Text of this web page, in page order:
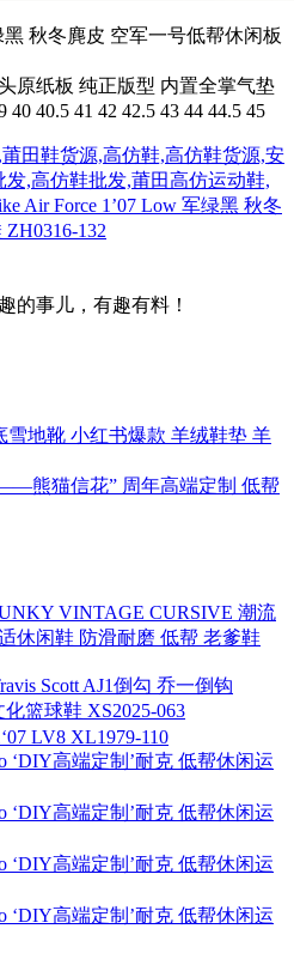
黑 秋冬麂皮 空军一号低帮休闲板
原纸板 纯正版型 内置全掌气垫
40 40.5 41 42 42.5 43 44 44.5 45
田鞋货源,高仿鞋,高仿鞋货源,安
,高仿鞋批发,莆田高仿运动鞋,
Air Force 1’07 Low 军绿黑 秋冬
132
的事儿，有趣有料！
雪地靴 小红书爆款 羊绒鞋垫 羊
熊猫信花” 周年高端定制 低帮
VINTAGE CURSIVE 潮流
休闲鞋 防滑耐磨 低帮 老爹鞋
Scott AJ1倒勾 乔一倒钩
篮球鞋 XS2025-063
LV8 XL1979-110
‘DIY高端定制’耐克 低帮休闲运
‘DIY高端定制’耐克 低帮休闲运
‘DIY高端定制’耐克 低帮休闲运
‘DIY高端定制’耐克 低帮休闲运